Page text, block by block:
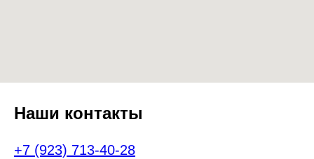
Наши контакты
+7 (923) 713-40-28